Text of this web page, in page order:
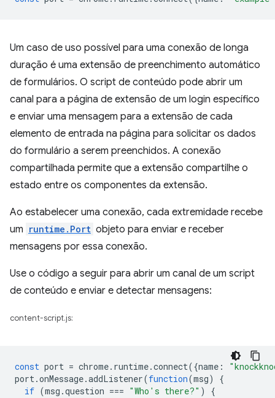
Um caso de uso possível para uma conexão de longa
duração é uma extensão de preenchimento automático
de formulários. O script de conteúdo pode abrir um
canal para a página de extensão de um login específico
e enviar uma mensagem para a extensão de cada
elemento de entrada na página para solicitar os dados
do formulário a serem preenchidos. A conexão
compartilhada permite que a extensão compartilhe o
estado entre os componentes da extensão.
Ao estabelecer uma conexão, cada extremidade recebe
um runtime.Port objeto para enviar e receber
mensagens por essa conexão.
Use o código a seguir para abrir um canal de um script
de conteúdo e enviar e detectar mensagens:
content-script.js:
const port = chrome. runtime.connect({name :
port.onMessage.addListener(function(msg)
{
if (msg .question === "Who's there?" )
{